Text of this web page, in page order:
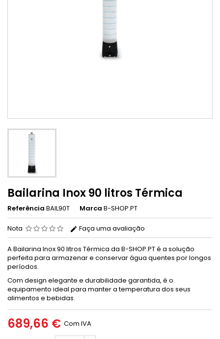
Bailarina Inox 90 litros Térmica
Referência BAIL90T Marca B-SHOP.PT
Nota Faça uma avaliação
A Bailarina Inox 90 litros Térmica da B-SHOP.PT é a solução
perfeita para armazenar e conservar água quentes por longos
períodos.
Com design elegante e durabilidade garantida, é o
equipamento ideal para manter a temperatura dos seus
alimentos e bebidas.
689,66 € Com IVA